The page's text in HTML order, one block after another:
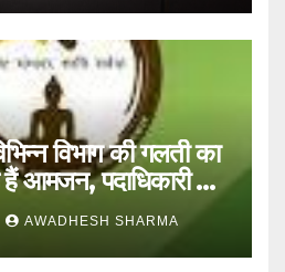
विभाग की गलती का
हैं आमजन, पदाधिकारी और
AWADHESH SHARMA